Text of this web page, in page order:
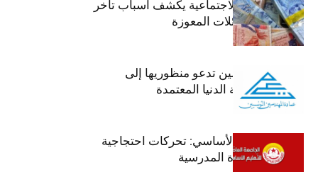
وزير الشؤون الاجتماعية يكشف أسباب تأخر
صرف منح العائلات المعوزة
عمادة المهندسين تدعو منظوريها إلى
احترام التعريفة الدنيا المعتمدة
جامعة التعليم الأساسي: تحركات احتجاجية
تزامنا مع العودة المدرسية